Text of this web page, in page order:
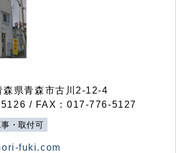
県青森市古川2-12-4
/ FAX：017-776-5127
事・取付可
fuki.com